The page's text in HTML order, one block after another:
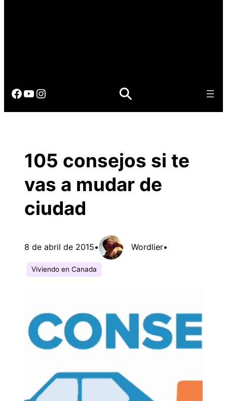
Facebook
YouTube
Instagram
105 consejos si te
vas a mudar de
ciudad
8 de abril de 2015• Wordlier•
Viviendo en Canada